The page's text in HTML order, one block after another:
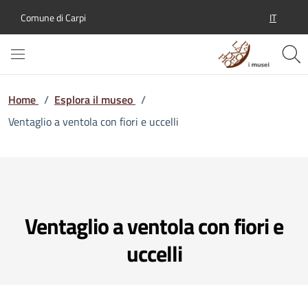
Comune di Carpi IT
Home / Esplora il museo /
Ventaglio a ventola con fiori e uccelli
Ventaglio a ventola con fiori e
uccelli